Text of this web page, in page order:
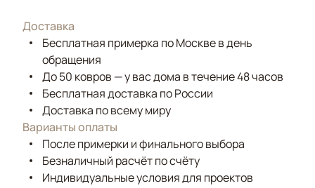
Доставка
Бесплатная примерка по Москве в день
обращения
До 50 ковров — у вас дома в течение 48 часов
Бесплатная доставка по России
Доставка по всему миру
Варианты оплаты
После примерки и финального выбора
Безналичный расчёт по счёту
Индивидуальные условия для проектов